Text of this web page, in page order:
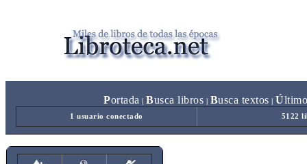
Portada Busca libros Busca textos Ú
1 usuario conectado 5122